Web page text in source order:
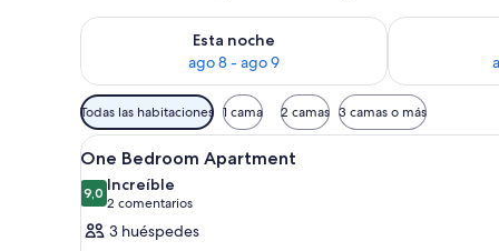
Esta noche
ago 8 - ago 9
Consulta la disponibilidad para esta noche, ago 8 -
Consulta la
Filtros
disponibles
para
las
habitaciones
Todas las habitaciones 1 cama 2 camas 3 camas o más
Abrir
todas
las
fotos
8
One Bedroom Apartment
9,09,0 de 10
Increíble
2 comentarios
(2 comentarios)
3 huéspedes